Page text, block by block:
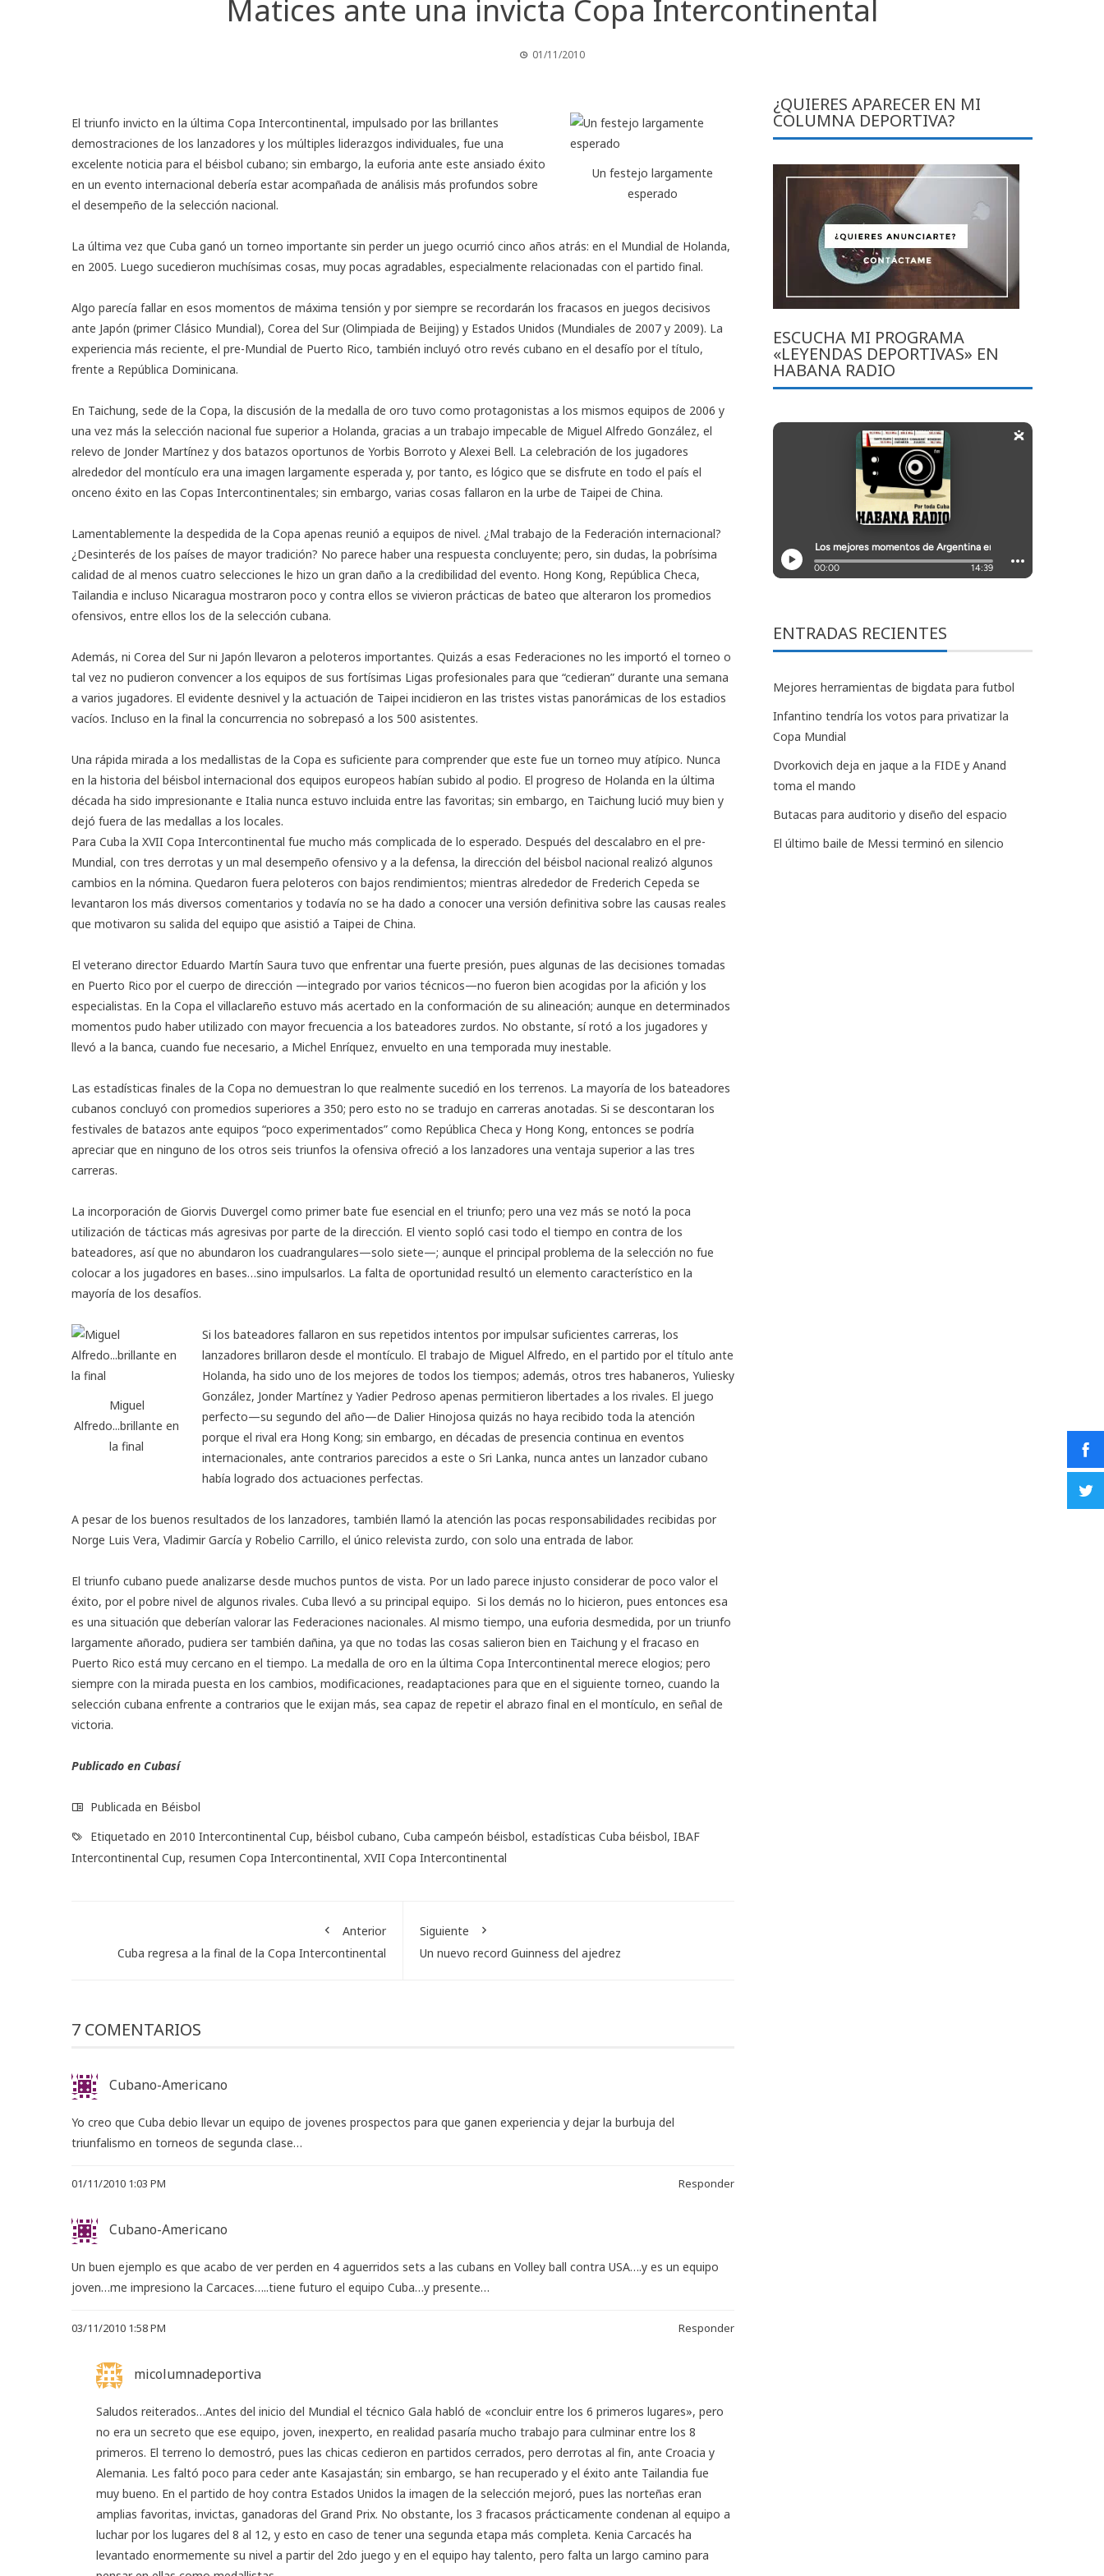
Matices ante una invicta Copa Intercontinental
01/11/2010
Un festejo largamente
esperado
El triunfo invicto en la última Copa Intercontinental, impulsado por las brillantes
demostraciones de los lanzadores y los múltiples liderazgos individuales, fue una
excelente noticia para el béisbol cubano; sin embargo, la euforia ante este ansiado éxito
en un evento internacional debería estar acompañada de análisis más profundos sobre
el desempeño de la selección nacional.
La última vez que Cuba ganó un torneo importante sin perder un juego ocurrió cinco años atrás: en el Mundial de Holanda,
en 2005. Luego sucedieron muchísimas cosas, muy pocas agradables, especialmente relacionadas con el partido final.
Algo parecía fallar en esos momentos de máxima tensión y por siempre se recordarán los fracasos en juegos decisivos
ante Japón (primer Clásico Mundial), Corea del Sur (Olimpiada de Beijing) y Estados Unidos (Mundiales de 2007 y 2009). La
experiencia más reciente, el pre-Mundial de Puerto Rico, también incluyó otro revés cubano en el desafío por el título,
frente a República Dominicana.
En Taichung, sede de la Copa, la discusión de la medalla de oro tuvo como protagonistas a los mismos equipos de 2006 y
una vez más la selección nacional fue superior a Holanda, gracias a un trabajo impecable de Miguel Alfredo González, el
relevo de Jonder Martínez y dos batazos oportunos de Yorbis Borroto y Alexei Bell. La celebración de los jugadores
alrededor del montículo era una imagen largamente esperada y, por tanto, es lógico que se disfrute en todo el país el
onceno éxito en las Copas Intercontinentales; sin embargo, varias cosas fallaron en la urbe de Taipei de China.
Lamentablemente la despedida de la Copa apenas reunió a equipos de nivel. ¿Mal trabajo de la Federación internacional?
¿Desinterés de los países de mayor tradición? No parece haber una respuesta concluyente; pero, sin dudas, la pobrísima
calidad de al menos cuatro selecciones le hizo un gran daño a la credibilidad del evento. Hong Kong, República Checa,
Tailandia e incluso Nicaragua mostraron poco y contra ellos se vivieron prácticas de bateo que alteraron los promedios
ofensivos, entre ellos los de la selección cubana.
Además, ni Corea del Sur ni Japón llevaron a peloteros importantes. Quizás a esas Federaciones no les importó el torneo o
tal vez no pudieron convencer a los equipos de sus fortísimas Ligas profesionales para que “cedieran” durante una semana
a varios jugadores. El evidente desnivel y la actuación de Taipei incidieron en las tristes vistas panorámicas de los estadios
vacíos. Incluso en la final la concurrencia no sobrepasó a los 500 asistentes.
Una rápida mirada a los medallistas de la Copa es suficiente para comprender que este fue un torneo muy atípico. Nunca
en la historia del béisbol internacional dos equipos europeos habían subido al podio. El progreso de Holanda en la última
década ha sido impresionante e Italia nunca estuvo incluida entre las favoritas; sin embargo, en Taichung lució muy bien y
dejó fuera de las medallas a los locales.
Para Cuba la XVII Copa Intercontinental fue mucho más complicada de lo esperado. Después del descalabro en el pre-
Mundial, con tres derrotas y un mal desempeño ofensivo y a la defensa, la dirección del béisbol nacional realizó algunos
cambios en la nómina. Quedaron fuera peloteros con bajos rendimientos; mientras alrededor de Frederich Cepeda se
levantaron los más diversos comentarios y todavía no se ha dado a conocer una versión definitiva sobre las causas reales
que motivaron su salida del equipo que asistió a Taipei de China.
El veterano director Eduardo Martín Saura tuvo que enfrentar una fuerte presión, pues algunas de las decisiones tomadas
en Puerto Rico por el cuerpo de dirección —integrado por varios técnicos—no fueron bien acogidas por la afición y los
especialistas. En la Copa el villaclareño estuvo más acertado en la conformación de su alineación; aunque en determinados
momentos pudo haber utilizado con mayor frecuencia a los bateadores zurdos. No obstante, sí rotó a los jugadores y
llevó a la banca, cuando fue necesario, a Michel Enríquez, envuelto en una temporada muy inestable.
Las estadísticas finales de la Copa no demuestran lo que realmente sucedió en los terrenos. La mayoría de los bateadores
cubanos concluyó con promedios superiores a 350; pero esto no se tradujo en carreras anotadas. Si se descontaran los
festivales de batazos ante equipos “poco experimentados” como República Checa y Hong Kong, entonces se podría
apreciar que en ninguno de los otros seis triunfos la ofensiva ofreció a los lanzadores una ventaja superior a las tres
carreras.
La incorporación de Giorvis Duvergel como primer bate fue esencial en el triunfo; pero una vez más se notó la poca
utilización de tácticas más agresivas por parte de la dirección. El viento sopló casi todo el tiempo en contra de los
bateadores, así que no abundaron los cuadrangulares—solo siete—; aunque el principal problema de la selección no fue
colocar a los jugadores en bases…sino impulsarlos. La falta de oportunidad resultó un elemento característico en la
mayoría de los desafíos.
Miguel
Alfredo...brillante en
la final
Si los bateadores fallaron en sus repetidos intentos por impulsar suficientes carreras, los
lanzadores brillaron desde el montículo. El trabajo de Miguel Alfredo, en el partido por el título ante
Holanda, ha sido uno de los mejores de todos los tiempos; además, otros tres habaneros, Yuliesky
González, Jonder Martínez y Yadier Pedroso apenas permitieron libertades a los rivales. El juego
perfecto—su segundo del año—de Dalier Hinojosa quizás no haya recibido toda la atención
porque el rival era Hong Kong; sin embargo, en décadas de presencia continua en eventos
internacionales, ante contrarios parecidos a este o Sri Lanka, nunca antes un lanzador cubano
había logrado dos actuaciones perfectas.
A pesar de los buenos resultados de los lanzadores, también llamó la atención las pocas responsabilidades recibidas por
Norge Luis Vera, Vladimir García y Robelio Carrillo, el único relevista zurdo, con solo una entrada de labor.
El triunfo cubano puede analizarse desde muchos puntos de vista. Por un lado parece injusto considerar de poco valor el
éxito, por el pobre nivel de algunos rivales. Cuba llevó a su principal equipo. Si los demás no lo hicieron, pues entonces esa
es una situación que deberían valorar las Federaciones nacionales. Al mismo tiempo, una euforia desmedida, por un triunfo
largamente añorado, pudiera ser también dañina, ya que no todas las cosas salieron bien en Taichung y el fracaso en
Puerto Rico está muy cercano en el tiempo. La medalla de oro en la última Copa Intercontinental merece elogios; pero
siempre con la mirada puesta en los cambios, modificaciones, readaptaciones para que en el siguiente torneo, cuando la
selección cubana enfrente a contrarios que le exijan más, sea capaz de repetir el abrazo final en el montículo, en señal de
victoria.
Publicado en Cubasí
Publicada en Béisbol
Etiquetado en 2010 Intercontinental Cup, béisbol cubano, Cuba campeón béisbol, estadísticas Cuba béisbol, IBAF
Intercontinental Cup, resumen Copa Intercontinental, XVII Copa Intercontinental
Anterior
Cuba regresa a la final de la Copa Intercontinental
Siguiente
Un nuevo record Guinness del ajedrez
7 COMENTARIOS
Cubano-Americano
Yo creo que Cuba debio llevar un equipo de jovenes prospectos para que ganen experiencia y dejar la burbuja del
triunfalismo en torneos de segunda clase…
01/11/2010 1:03 PM Responder
Cubano-Americano
Un buen ejemplo es que acabo de ver perden en 4 aguerridos sets a las cubans en Volley ball contra USA….y es un equipo
joven…me impresiono la Carcaces…..tiene futuro el equipo Cuba…y presente…
03/11/2010 1:58 PM Responder
micolumnadeportiva
Saludos reiterados…Antes del inicio del Mundial el técnico Gala habló de «concluir entre los 6 primeros lugares», pero
no era un secreto que ese equipo, joven, inexperto, en realidad pasaría mucho trabajo para culminar entre los 8
primeros. El terreno lo demostró, pues las chicas cedieron en partidos cerrados, pero derrotas al fin, ante Croacia y
Alemania. Les faltó poco para ceder ante Kasajastán; sin embargo, se han recuperado y el éxito ante Tailandia fue
muy bueno. En el partido de hoy contra Estados Unidos la imagen de la selección mejoró, pues las norteñas eran
amplias favoritas, invictas, ganadoras del Grand Prix. No obstante, los 3 fracasos prácticamente condenan al equipo a
luchar por los lugares del 8 al 12, y esto en caso de tener una segunda etapa más completa. Kenia Carcacés ha
levantado enormemente su nivel a partir del 2do juego y en el equipo hay talento, pero falta un largo camino para
¿QUIERES APARECER EN MI
COLUMNA DEPORTIVA?
ESCUCHA MI PROGRAMA
«LEYENDAS DEPORTIVAS» EN
HABANA RADIO
ENTRADAS RECIENTES
Mejores herramientas de bigdata para futbol
Infantino tendría los votos para privatizar la
Copa Mundial
Dvorkovich deja en jaque a la FIDE y Anand
toma el mando
Butacas para auditorio y diseño del espacio
El último baile de Messi terminó en silencio